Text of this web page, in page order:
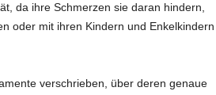
da ihre Schmerzen sie daran hindern,
oder mit ihren Kindern und Enkelkindern
verschrieben, über deren genaue